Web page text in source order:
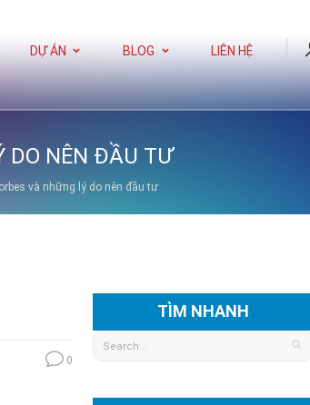
DỰ ÁN BLOG LIÊN HỆ
DO NÊN ĐẦU TƯ
và những lý do nên đầu tư
0
TÌM NHANH